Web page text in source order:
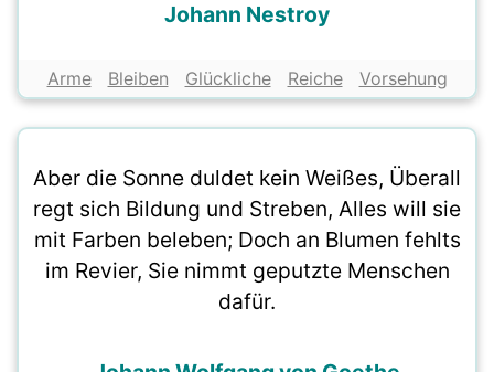
Johann Nestroy
Arme Bleiben Glückliche Reiche Vorsehung
Aber die Sonne duldet kein Weißes, Überall
regt sich Bildung und Streben, Alles will sie
mit Farben beleben; Doch an Blumen fehlts
im Revier, Sie nimmt geputzte Menschen
dafür.